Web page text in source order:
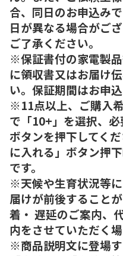
合、同日のお申込み
日が異なる場合がご
ご了承ください。
※保証書付の家電製
に領収書又はお届け
い。保証期間はお申
※11点以上、ご購入
で「10+」を選択、必
ボタンを押下してく
に入れる」ボタン押
です。
※天候や生育状況等
届けが前後すること
着・ 遅延のご案内、
内をさせていただく場
※商品説明文に登場す